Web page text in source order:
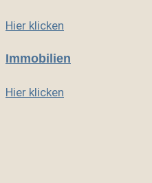
Hier klicken
Immobilien
Hier klicken